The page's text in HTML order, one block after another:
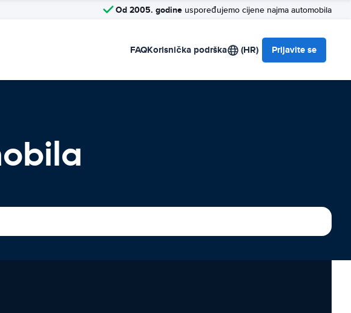
Od 2005. godine uspoređujemo cijene najma automobila
FAQKorisnička podrška (HR) Prijavite se